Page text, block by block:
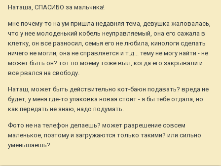
Наташа, СПАСИБО за мальчика!
мне почему-то на ум пришла недавняя тема, девушка жаловалась,
что у нее молоденький кобель неуправляемый, она его сажала в
клетку, он все разносил, семья его не любила, кинологи сделать
ничего не могли, она не справляется и т.д... тему не могу найти - не
может быть он? тот по моему тоже выл, когда его закрывали и
все рвался на свободу.
Наташ, может быть действительно кот-баюн подавать? вреда не
будет, у меня где-то упаковка новая стоит - я бы тебе отдала, но
как передать не знаю, надо подумать.
Фото не на телефон делаешь? может разрешение совсем
маленькое, поэтому и загружаются только такими? или сильно
уменьшаешь?